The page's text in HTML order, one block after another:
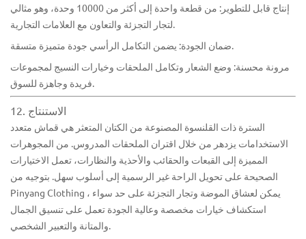
إنتاج قابل للتطوير: من قطعة واحدة إلى أكثر من 10000 وحدة، وهو مثالي
لتجار التجزئة والتعاون مع العلامات التجارية.
ضمان الجودة: يضمن التكامل الرأسي جودة متميزة متسقة.
مرونة محسنة: وضع الشعار وتكامل الملحقات وخيارات النسيج لمجموعات
فريدة وجاهزة للسوق.
12. الاستنتاج
السترة ذات القلنسوة المصنوعة من الكتان المتعثر هي قماش متعدد
الاستخدامات يزدهر من خلال اقتران الملحقات المدروس. من المجوهرات
المميزة إلى القبعات والحقائب والأحذية والنظارات، تعمل الاختيارات
الصحيحة على تحويل الراحة غير الرسمية إلى أسلوب سهل. بتوجيه من
Pinyang Clothing ، يمكن لعشاق الموضة وتجار التجزئة على حد سواء
استكشاف خيارات مخصصة وعالية الجودة تعمل على تنسيق الجمال
والمتانة والتعبير الشخصي.